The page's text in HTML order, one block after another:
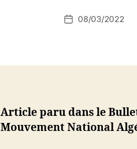
Date08/03/2022
Article paru dans le
Mouvement National